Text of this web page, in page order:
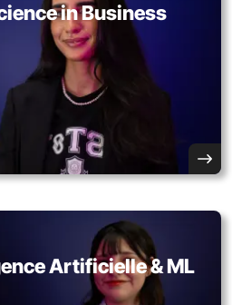
in Business
Artificielle & ML